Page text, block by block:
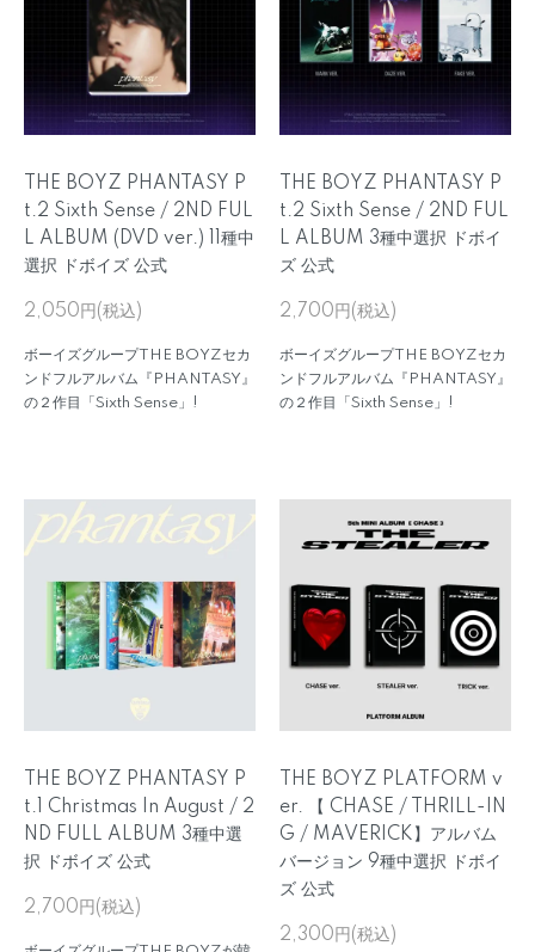
THE BOYZ PHANTASY P
t.2 Sixth Sense / 2ND FUL
L ALBUM (DVD ver.) 11種中
選択 ドボイズ 公式
2,050円(税込)
ボーイズグループTHE BOYZセカ
ンドフルアルバム『PHANTASY』
の２作目「Sixth Sense」!
THE BOYZ PHANTASY P
t.2 Sixth Sense / 2ND FUL
L ALBUM 3種中選択 ドボイ
ズ 公式
2,700円(税込)
ボーイズグループTHE BOYZセカ
ンドフルアルバム『PHANTASY』
の２作目「Sixth Sense」!
THE BOYZ PHANTASY P
t.1 Christmas In August / 2
ND FULL ALBUM 3種中選
択 ドボイズ 公式
2,700円(税込)
THE BOYZ PLATFORM v
er. 【 CHASE / THRILL-IN
G / MAVERICK】アルバム
バージョン 9種中選択 ドボイ
ズ 公式
2,300円(税込)